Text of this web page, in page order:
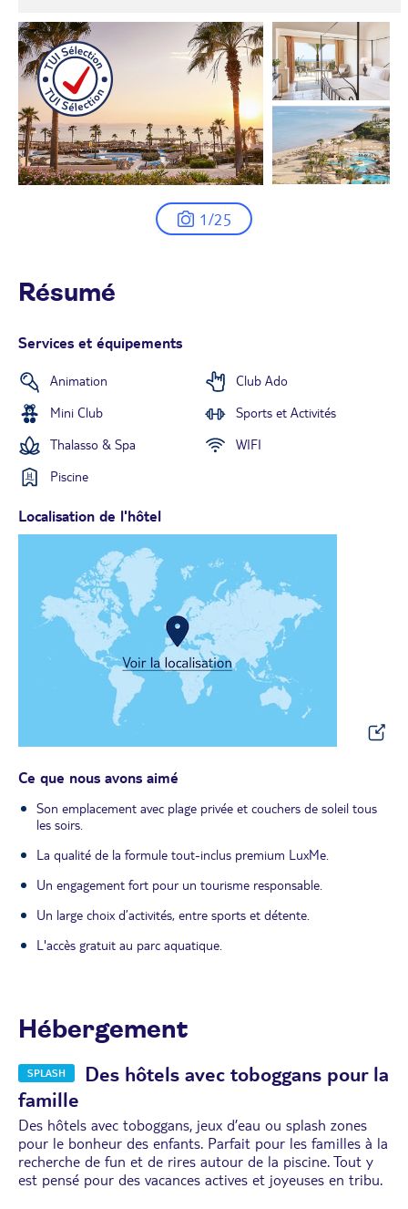
1/25
Résumé
Services et équipements
Animation
Club Ado
Mini Club
Sports et Activités
Thalasso & Spa
WIFI
Piscine
Localisation de l'hôtel
Ce que nous avons aimé
Son emplacement avec plage privée et couchers de soleil tous
les soirs.
La qualité de la formule tout-inclus premium LuxMe.
Un engagement fort pour un tourisme responsable.
Un large choix d’activités, entre sports et détente.
L'accès gratuit au parc aquatique.
Hébergement
SPLASH
Des hôtels avec toboggans pour la
famille
Des hôtels avec toboggans, jeux d’eau ou splash zones
pour le bonheur des enfants. Parfait pour les familles à la
recherche de fun et de rires autour de la piscine. Tout y
est pensé pour des vacances actives et joyeuses en tribu.